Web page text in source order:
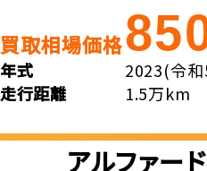
買取相場価格
年式
2023(令
走行距離
1.5万km
アルファー